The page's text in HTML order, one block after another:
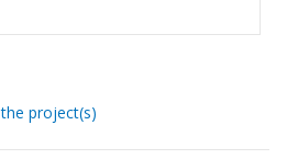
project(s)